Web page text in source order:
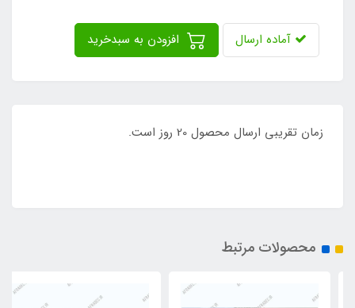
آماده ارسال
زمان تقریبی ارسال محصول 20 روز است.
محصولات مرتبط